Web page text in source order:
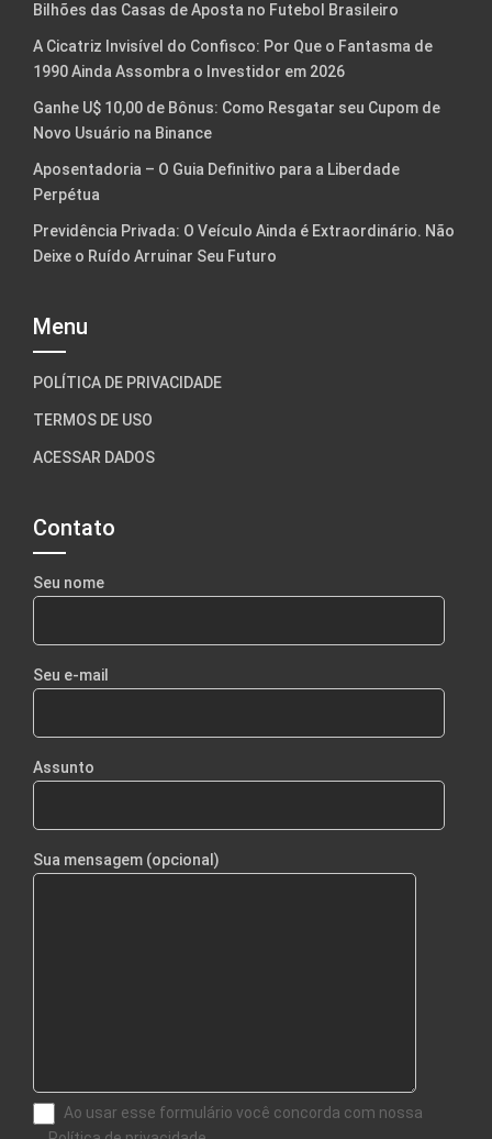
Bilhões das Casas de Aposta no Futebol Brasileiro
A Cicatriz Invisível do Confisco: Por Que o Fantasma de
1990 Ainda Assombra o Investidor em 2026
Ganhe U$ 10,00 de Bônus: Como Resgatar seu Cupom de
Novo Usuário na Binance
Aposentadoria – O Guia Definitivo para a Liberdade
Perpétua
Previdência Privada: O Veículo Ainda é Extraordinário. Não
Deixe o Ruído Arruinar Seu Futuro
Menu
POLÍTICA DE PRIVACIDADE
TERMOS DE USO
ACESSAR DADOS
Contato
Seu nome
Seu e-mail
Assunto
Sua mensagem (opcional)
Ao usar esse formulário você concorda com nossa